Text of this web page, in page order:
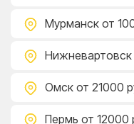
Мурманск от
Нижневартовск
Омск от 21000
Пермь от 12000